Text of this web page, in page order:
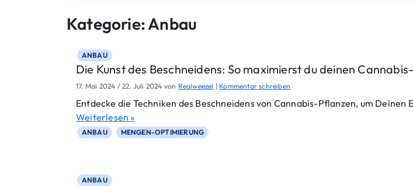
Kategorie:Anbau
ANBAU
Die Kunst des Beschneidens: So maximierst du deinen
17. Mai 2024 / 22. Juli 2024 von Realweezel | Kommentar schreiben
Entdecke die Techniken des Beschneidens von Cannabis-Pflanzen, um
Weiterlesen »
ANBAU MENGEN-OPTIMIERUNG
ANBAU